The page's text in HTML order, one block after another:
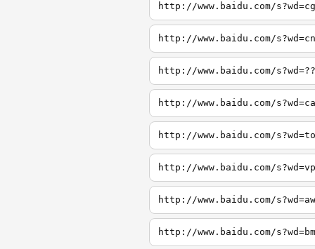
http://www.baidu.com/
http://www.baidu.com/
http://www.baidu.com/
http://www.baidu.com/
http://www.baidu.com/
http://www.baidu.com/
http://www.baidu.com/
http://www.baidu.com/